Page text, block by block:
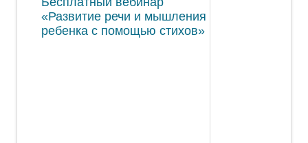
«Развитие речи и мышления
ребенка с помощью стихов»